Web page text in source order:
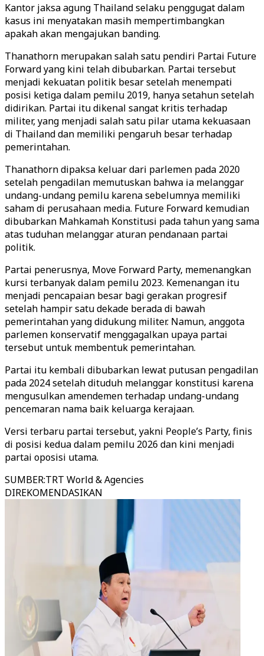
Kantor jaksa agung Thailand selaku penggugat dalam
kasus ini menyatakan masih mempertimbangkan
apakah akan mengajukan banding.
Thanathorn merupakan salah satu pendiri Partai Future
Forward yang kini telah dibubarkan. Partai tersebut
menjadi kekuatan politik besar setelah menempati
posisi ketiga dalam pemilu 2019, hanya setahun setelah
didirikan. Partai itu dikenal sangat kritis terhadap
militer, yang menjadi salah satu pilar utama kekuasaan
di Thailand dan memiliki pengaruh besar terhadap
pemerintahan.
Thanathorn dipaksa keluar dari parlemen pada 2020
setelah pengadilan memutuskan bahwa ia melanggar
undang-undang pemilu karena sebelumnya memiliki
saham di perusahaan media. Future Forward kemudian
dibubarkan Mahkamah Konstitusi pada tahun yang sama
atas tuduhan melanggar aturan pendanaan partai
politik.
Partai penerusnya, Move Forward Party, memenangkan
kursi terbanyak dalam pemilu 2023. Kemenangan itu
menjadi pencapaian besar bagi gerakan progresif
setelah hampir satu dekade berada di bawah
pemerintahan yang didukung militer. Namun, anggota
parlemen konservatif menggagalkan upaya partai
tersebut untuk membentuk pemerintahan.
Partai itu kembali dibubarkan lewat putusan pengadilan
pada 2024 setelah dituduh melanggar konstitusi karena
mengusulkan amendemen terhadap undang-undang
pencemaran nama baik keluarga kerajaan.
Versi terbaru partai tersebut, yakni People’s Party, finis
di posisi kedua dalam pemilu 2026 dan kini menjadi
partai oposisi utama.
SUMBER:TRT World & Agencies
DIREKOMENDASIKAN